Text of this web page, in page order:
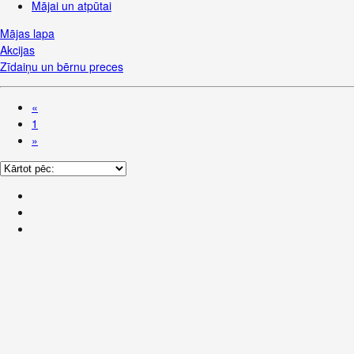
Mājai un atpūtai
Mājas lapa
Akcijas
Zīdaiņu un bērnu preces
«
1
»